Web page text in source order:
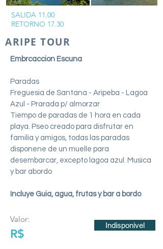
SALIDA 11.00
RETORNO 17.30
ARIPE TOUR
Embrcaccion Escuna
Paradas
Freguesia de Santana - Aripeba - Lagoa
Azul - Prarada p/ almorzar
Tiempo de paradas de 1 hora en cada
playa. Pseo creado para disfrutar en
familia y amigos, todas las paradas
disponene de un muelle para
desembarcar, excepto lagoa azul. Musica
y bar abordo
Incluye Guia, agua, frutas y bar a bordo
Valor:
R$
Indisponivel